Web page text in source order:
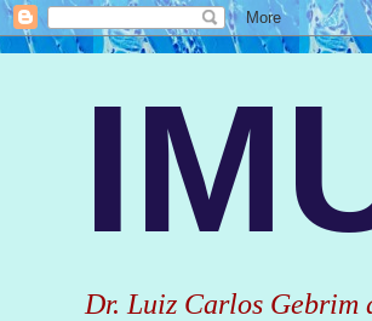
Dr. Luiz Carlos Gebrim